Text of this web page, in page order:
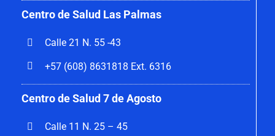
Centro de Salud Las Palmas
Calle 21 N. 55 -43
+57 (608) 8631818 Ext. 6316
Centro de Salud 7 de Agosto
Calle 11 N. 25 – 45